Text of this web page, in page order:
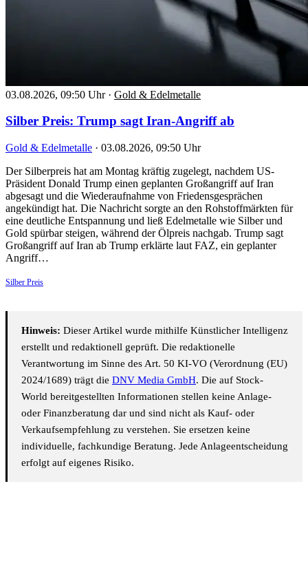
03.08.2026, 09:50 Uhr · Gold & Edelmetalle
Silber Preis: Trump sagt Iran-Angriff ab
Gold & Edelmetalle · 03.08.2026, 09:50 Uhr
Der Silberpreis hat am Montag kräftig zugelegt, nachdem US-
Präsident Donald Trump einen geplanten Großangriff auf Iran
abgesagt und die Wiederaufnahme von Friedensgesprächen
angekündigt hat. Die Nachricht sorgte an den Rohstoffmärkten für
eine deutliche Entspannung und ließ Edelmetalle wie Silber und
Gold spürbar steigen, während der Ölpreis nachgab. Trump sagt
Großangriff auf Iran ab Trump erklärte laut FAZ, ein geplanter
Angriff…
Silber Preis
Hinweis: Dieser Artikel wurde mithilfe Künstlicher Intelligenz
erstellt und redaktionell geprüft. Die redaktionelle
Verantwortung im Sinne des Art. 50 KI-VO (Verordnung (EU)
2024/1689) trägt die DNV Media GmbH. Die auf Stock-
World bereitgestellten Informationen stellen keine Anlage-
oder Finanzberatung dar und sind nicht als Kauf- oder
Verkaufsempfehlung zu verstehen. Sie ersetzen keine
individuelle, fachkundige Beratung. Jede Anlageentscheidung
erfolgt auf eigenes Risiko.